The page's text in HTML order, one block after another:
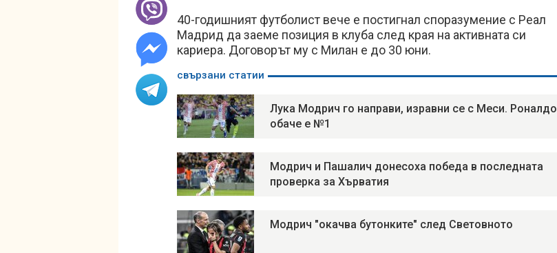
40-годишният футболист вече е постигнал споразумение с Реал
Мадрид да заеме позиция в клуба след края на активната си
кариера. Договорът му с Милан е до 30 юни.
свързани статии
Лука Модрич го направи, изравни се с Меси. Роналдо
обаче е №1
Модрич и Пашалич донесоха победа в последната
проверка за Хърватия
Модрич "окачва бутонките" след Световното